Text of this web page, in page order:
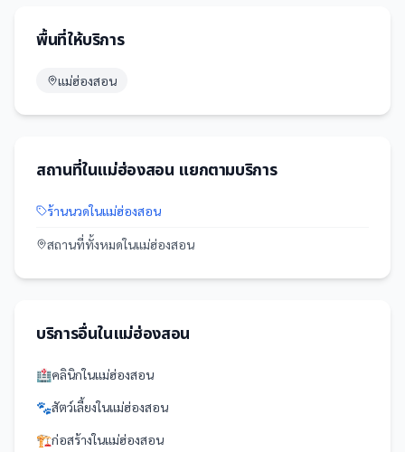
พื้นที่ให้บริการ
แม่ฮ่องสอน
สถานที่ในแม่ฮ่องสอน แยกตามบริการ
ร้านนวดในแม่ฮ่องสอน
สถานที่ทั้งหมดในแม่ฮ่องสอน
บริการอื่นในแม่ฮ่องสอน
🏥คลินิกในแม่ฮ่องสอน
🐾สัตว์เลี้ยงในแม่ฮ่องสอน
🏗️ก่อสร้างในแม่ฮ่องสอน